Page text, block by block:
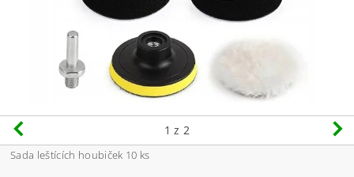
1 z 2
Sada leštících houbiček 10 ks